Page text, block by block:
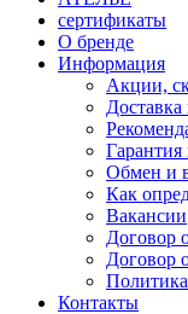
сертификаты
О бренде
Информация
Акции,
Доставка
Обмен и
Как
Вакансии
Договор
Договор
Контакты